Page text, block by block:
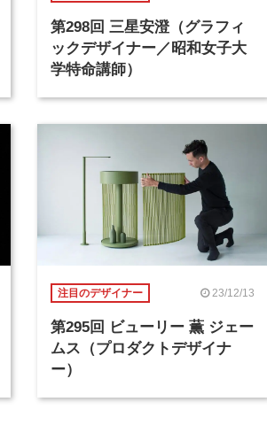
第298回 三星安澄（グラフィ
ックデザイナー／昭和女子大
学特命講師）
注目のデザイナー 23/12/13
第295回 ビューリー 薫 ジェー
ムス（プロダクトデザイナ
ー）